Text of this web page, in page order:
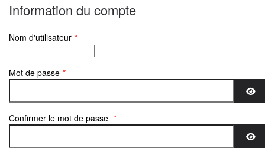
Information du compte
Nom d'utilisateur *
Mot de passe *
Confirmer le mot de passe *